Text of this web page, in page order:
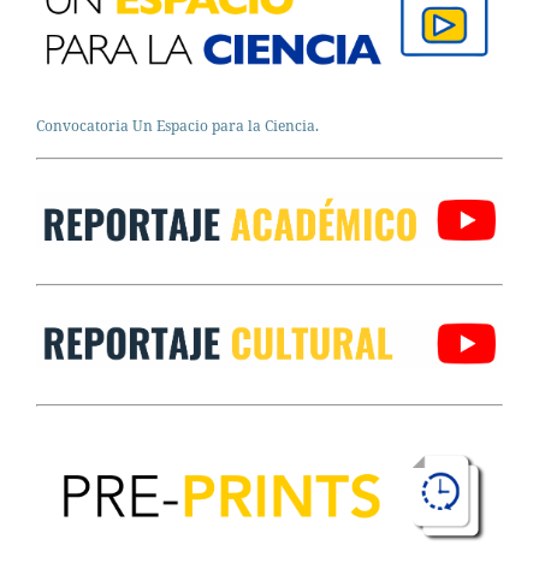
Convocatoria Un Espacio para la Ciencia.